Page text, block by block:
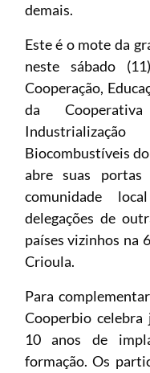
demais.
Este é o mote da
neste sábado
Cooperação,
da
Biocombustíveis
abre suas
comunidade
delegações de
países vizinhos na
Crioula.
Para
Cooperbio
10 anos de
formação. Os